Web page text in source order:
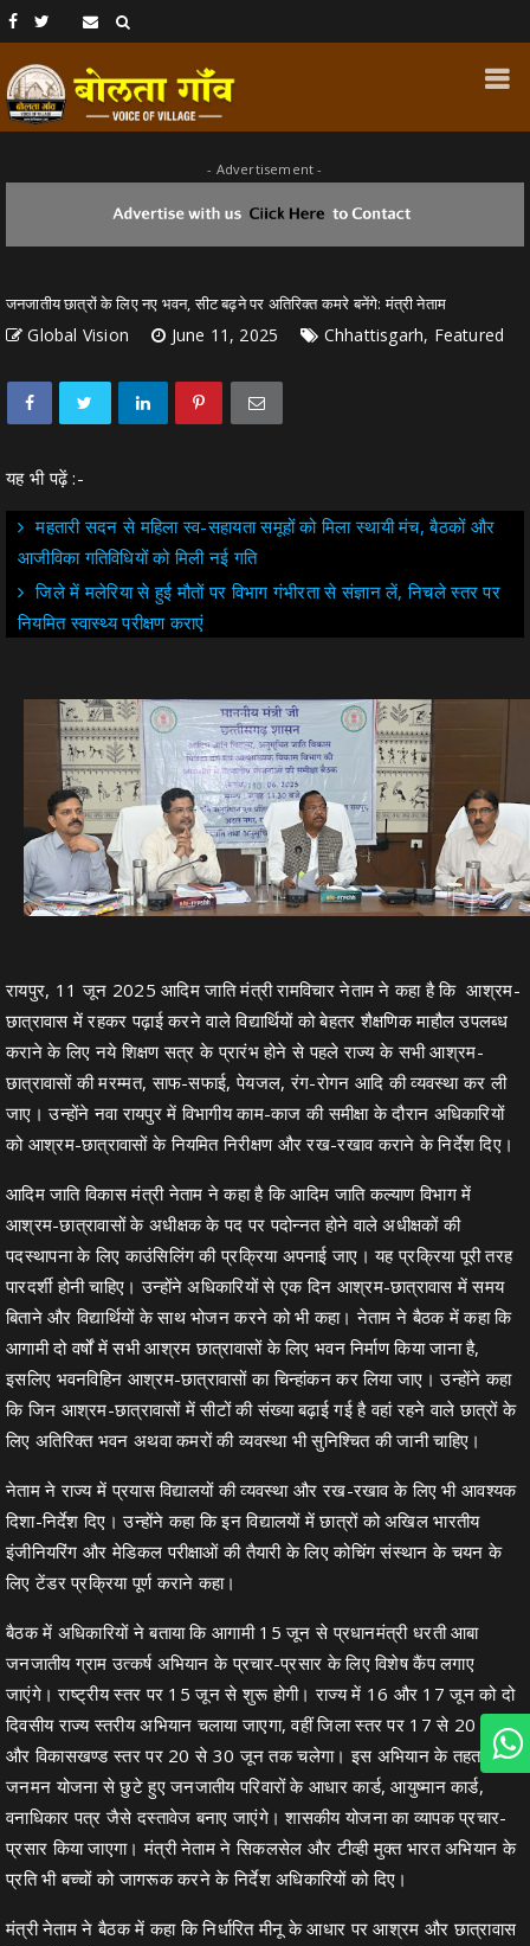
- Advertisement -
जनजातीय छात्रों के लिए नए भवन, सीट बढ़ने पर अतिरिक्त कमरे बनेंगे: मंत्री नेताम
Global Vision June 11, 2025 Chhattisgarh, Featured
यह भी पढ़ें :-
महतारी सदन से महिला स्व-सहायता समूहों को मिला स्थायी मंच, बैठकों और
आजीविका गतिविधियों को मिली नई गति
जिले में मलेरिया से हुई मौतों पर विभाग गंभीरता से संज्ञान लें, निचले स्तर पर
नियमित स्वास्थ्य परीक्षण कराएं
रायपुर, 11 जून 2025 आदिम जाति मंत्री रामविचार नेताम ने कहा है कि आश्रम-
छात्रावास में रहकर पढ़ाई करने वाले विद्यार्थियों को बेहतर शैक्षणिक माहौल उपलब्ध
कराने के लिए नये शिक्षण सत्र के प्रारंभ होने से पहले राज्य के सभी आश्रम-
छात्रावासों की मरम्मत, साफ-सफाई, पेयजल, रंग-रोगन आदि की व्यवस्था कर ली
जाए। उन्होंने नवा रायपुर में विभागीय काम-काज की समीक्षा के दौरान अधिकारियों
को आश्रम-छात्रावासों के नियमित निरीक्षण और रख-रखाव कराने के निर्देश दिए।
आदिम जाति विकास मंत्री नेताम ने कहा है कि आदिम जाति कल्याण विभाग में
आश्रम-छात्रावासों के अधीक्षक के पद पर पदोन्नत होने वाले अधीक्षकों की
पदस्थापना के लिए काउंसिलिंग की प्रक्रिया अपनाई जाए। यह प्रक्रिया पूरी तरह
पारदर्शी होनी चाहिए। उन्होंने अधिकारियों से एक दिन आश्रम-छात्रावास में समय
बिताने और विद्यार्थियों के साथ भोजन करने को भी कहा। नेताम ने बैठक में कहा कि
आगामी दो वर्षों में सभी आश्रम छात्रावासों के लिए भवन निर्माण किया जाना है,
इसलिए भवनविहिन आश्रम-छात्रावासों का चिन्हांकन कर लिया जाए। उन्होंने कहा
कि जिन आश्रम-छात्रावासों में सीटों की संख्या बढ़ाई गई है वहां रहने वाले छात्रों के
लिए अतिरिक्त भवन अथवा कमरों की व्यवस्था भी सुनिश्चित की जानी चाहिए।
नेताम ने राज्य में प्रयास विद्यालयों की व्यवस्था और रख-रखाव के लिए भी आवश्यक
दिशा-निर्देश दिए। उन्होंने कहा कि इन विद्यालयों में छात्रों को अखिल भारतीय
इंजीनियरिंग और मेडिकल परीक्षाओं की तैयारी के लिए कोचिंग संस्थान के चयन के
लिए टेंडर प्रक्रिया पूर्ण कराने कहा।
बैठक में अधिकारियों ने बताया कि आगामी 15 जून से प्रधानमंत्री धरती आबा
जनजातीय ग्राम उत्कर्ष अभियान के प्रचार-प्रसार के लिए विशेष कैंप लगाए
जाएंगे। राष्ट्रीय स्तर पर 15 जून से शुरू होगी। राज्य में 16 और 17 जून को दो
दिवसीय राज्य स्तरीय अभियान चलाया जाएगा, वहीं जिला स्तर पर 17 से 20 जून
और विकासखण्ड स्तर पर 20 से 30 जून तक चलेगा। इस अभियान के तहत पीएम
जनमन योजना से छुटे हुए जनजातीय परिवारों के आधार कार्ड, आयुष्मान कार्ड,
वनाधिकार पत्र जैसे दस्तावेज बनाए जाएंगे। शासकीय योजना का व्यापक प्रचार-
प्रसार किया जाएगा। मंत्री नेताम ने सिकलसेल और टीव्ही मुक्त भारत अभियान के
प्रति भी बच्चों को जागरूक करने के निर्देश अधिकारियों को दिए।
मंत्री नेताम ने बैठक में कहा कि निर्धारित मीनू के आधार पर आश्रम और छात्रावास